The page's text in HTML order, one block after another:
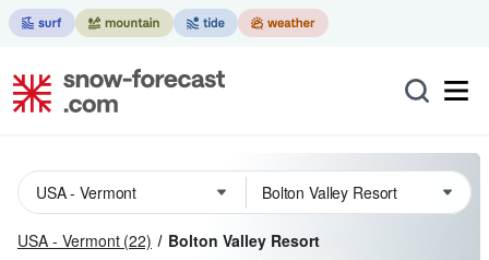
USA - Vermont (22) Bolton Valley Resort